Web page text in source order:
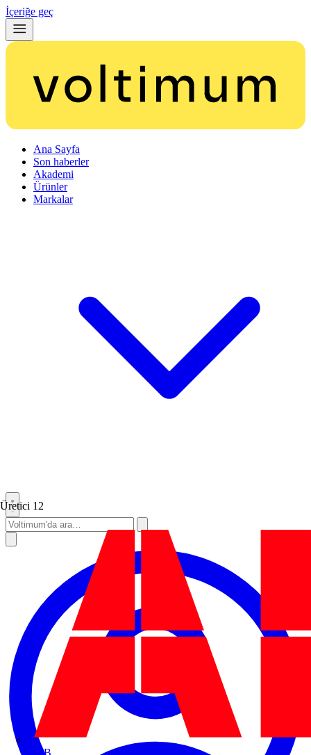
İçeriğe geç
Ana Sayfa
Son haberler
Akademi
Ürünler
Markalar
Üretici 12